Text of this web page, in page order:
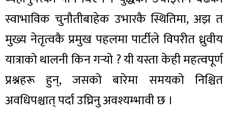
स्वाभाविक चुनौतीबाहेक उभारकै स्थितिमा, अझ त
मुख्य नेतृत्वकै प्रमुख पहलमा पार्टीले विपरीत ध्रुवीय
यात्राको थालनी किन गर्‍यो ? यी यस्ता केही महत्वपूर्ण
प्रश्नहरू हुन्, जसको बारेमा समयको निश्चित
अवधिपश्चात् पर्दा उघ्रिनु अवश्यम्भावी छ ।